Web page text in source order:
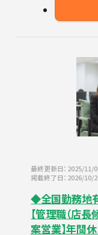
最終更新日：2025/11/
掲載終了日：2026/10/
◆全国勤務地
【管理職（店
案営業】年間